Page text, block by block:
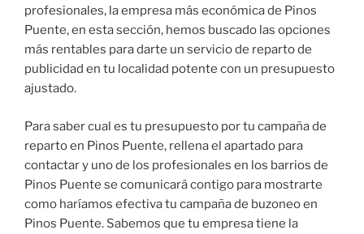
profesionales, la empresa más económica de Pinos
Puente, en esta sección, hemos buscado las opciones
más rentables para darte un servicio de reparto de
publicidad en tu localidad potente con un presupuesto
ajustado.
Para saber cual es tu presupuesto por tu campaña de
reparto en Pinos Puente, rellena el apartado para
contactar y uno de los profesionales en los barrios de
Pinos Puente se comunicará contigo para mostrarte
como haríamos efectiva tu campaña de buzoneo en
Pinos Puente. Sabemos que tu empresa tiene la